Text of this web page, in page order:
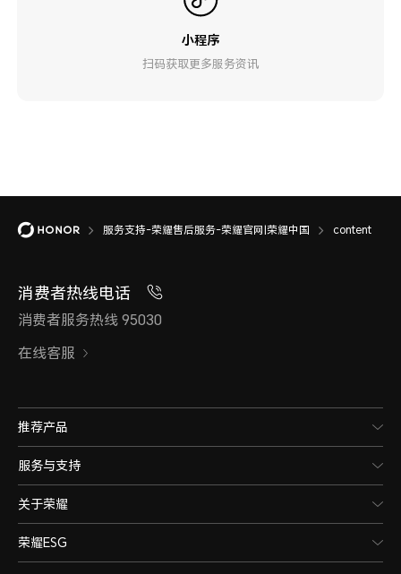
小程序
扫码获取更多服务资讯
服务支持-荣耀售后服务-荣耀官网|荣耀中国 content
消费者热线电话
消费者服务热线 95030
在线客服
推荐产品
服务与支持
关于荣耀
荣耀ESG